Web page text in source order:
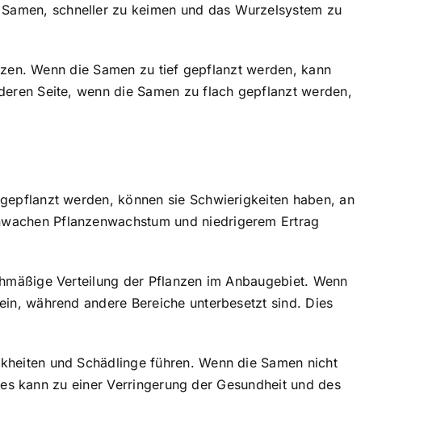
schneller zu keimen und das Wurzelsystem zu
Wenn die Samen zu tief gepflanzt werden, kann
Seite, wenn die Samen zu flach gepflanzt werden,
werden, können sie Schwierigkeiten haben, an
Pflanzenwachstum und niedrigerem Ertrag
Verteilung der Pflanzen im Anbaugebiet. Wenn
während andere Bereiche unterbesetzt sind. Dies
und Schädlinge führen. Wenn die Samen nicht
kann zu einer Verringerung der Gesundheit und des